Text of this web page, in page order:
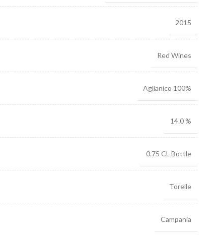
2015
Red Wines
Aglianico 100%
14.0 %
0.75 CL Bottle
Torelle
Campania